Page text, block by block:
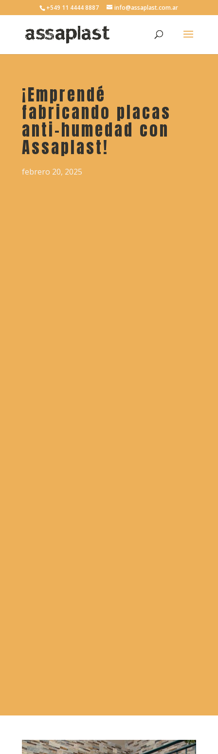
+549 11 4444 8887 info@assaplast.com.ar
¡Emprendé
fabricando placas
anti-humedad con
Assaplast!
febrero 20, 2025